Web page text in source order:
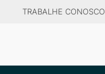
TRABALHE CONOSCO